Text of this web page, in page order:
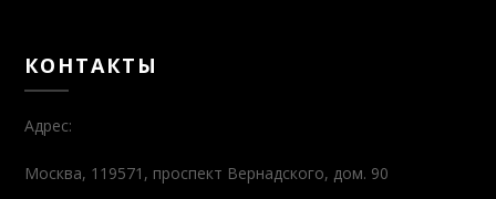
КОНТАКТЫ
Адрес:
Москва, 119571, проспект Вернадского, дом. 90